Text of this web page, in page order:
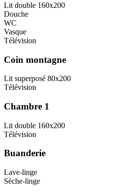
Lit double 160x200
Douche
WC
Vasque
Télévision
Coin montagne
Lit superposé 80x200
Télévision
Chambre 1
Lit double 160x200
Télévision
Buanderie
Lave-linge
Sèche-linge